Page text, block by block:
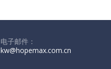
电子邮件：
kw@hopemax.com.cn